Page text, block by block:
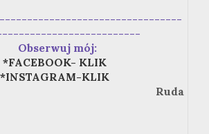
Obserwuj mój:
*FACEBOOK- KLIK
*INSTAGRAM-KLIK
Ruda